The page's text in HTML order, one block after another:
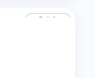
De la 0 ani